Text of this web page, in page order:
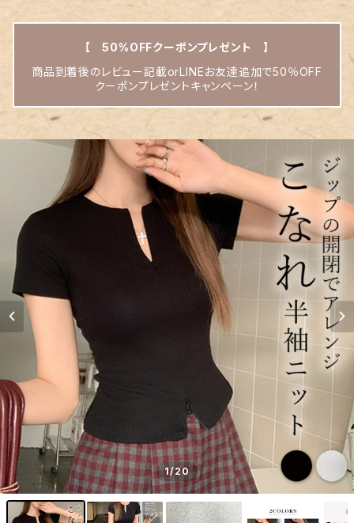
【 50%OFFクーポンプレゼント 】
商品到着後のレビュー記載orLINEお友達追加で50％OFF
クーポンプレゼントキャンペーン！
1/20